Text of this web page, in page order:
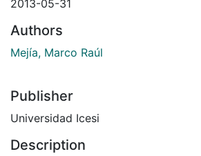
2013-05-31
Authors
Mejía, Marco Raúl
Publisher
Universidad Icesi
Description